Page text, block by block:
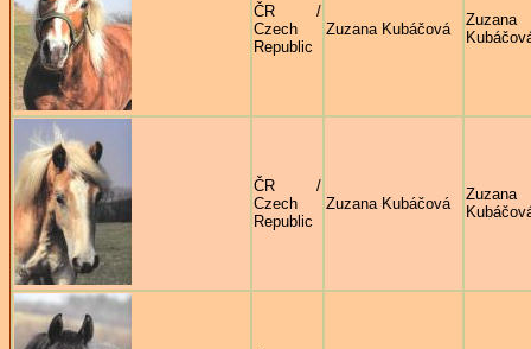
ČR /
Czech
Republic
Zuzana Kubáčová
Zuzana
ČR /
Czech
Republic
Zuzana Kubáčová
Zuzana